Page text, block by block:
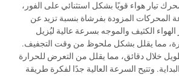
تيار هواء قويًا بشكل استثنائي على الفور،
المزودة بفرشاة بنسبة تزيد عن
الكثيف والموجه بسرعة عالية ليُزيل
مما يقلل بشكل ملحوظ من وقت التجفيف.
خلال دقائق، مما يقلل من التعرض للحرارة
وتتيح السرعة العالية جدًا لفكرة طريقة